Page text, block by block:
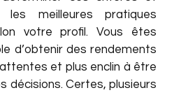
meilleures pratiques
votre profil. Vous êtes
d’obtenir des rendements
et plus enclin à être
décisions. Certes, plusieurs